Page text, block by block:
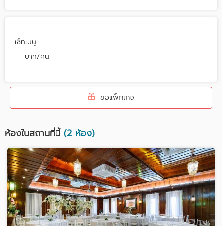
เซ็ทเมนู
บาท/คน
ขอแพ็กเกจ
ห้องในสถานที่นี้(2 ห้อง)